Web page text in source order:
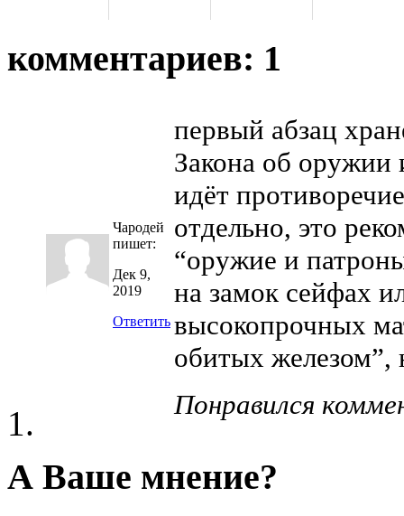
комментариев: 1
Чародей
пишет:
Дек 9,
2019
Ответить
первый абзац
Закона об оружии
идёт
отдельно, это
“оружие и
на замок сейфах
высокопрочных
обитых
Понравился
А Ваше мнение?